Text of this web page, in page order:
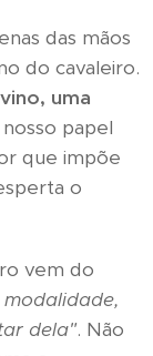
das mãos
do cavaleiro.
uma
papel
que impõe
o
vem do
dela". Não